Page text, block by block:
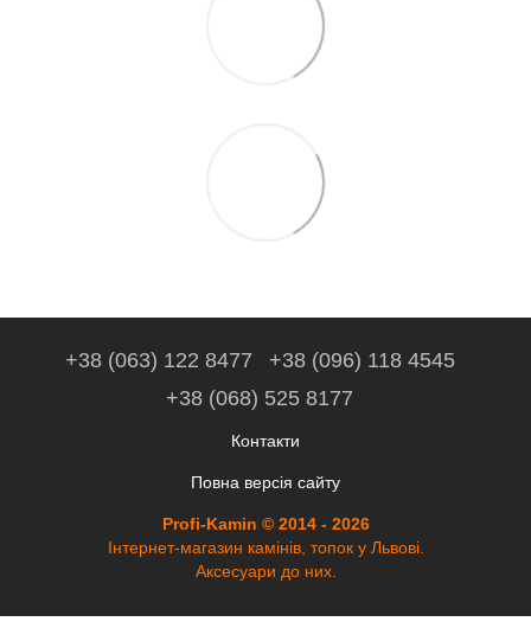
+38 (063) 122 8477
+38 (096) 118 4545
+38 (068) 525 8177
Контакти
Повна версія сайту
Profi-Kamin © 2014 - 2026
Інтернет-магазин камінів, топок у Львові.
Аксесуари до них.